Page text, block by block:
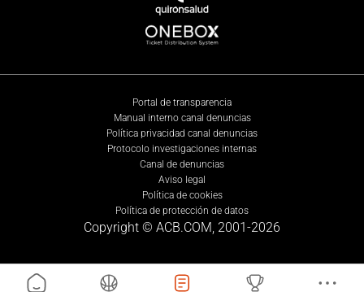
Portal de transparencia
Manual interno canal denuncias
Política privacidad canal denuncias
Protocolo investigaciones internas
Canal de denuncias
Aviso legal
Política de cookies
Política de protección de datos
Copyright © ACB.COM, 2001-2026